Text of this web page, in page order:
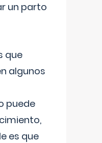
un parto
que
algunos
puede
es que